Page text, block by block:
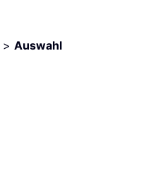
> Auswahl